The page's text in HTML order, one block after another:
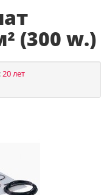
(300 w.)
20 лет